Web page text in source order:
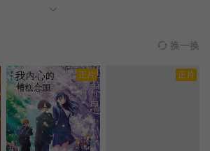
落不明。为了扶持自己的女儿德兰西公主登
十分幸运地得到了一位善良母亲的照料和抚
菲亚来到了公主学院读书，在学院里，母亲
真实身份。在善良的德兰西公主的帮助下，
爵士，夺回本该属于自己的东西呢？
换一换
正片 正片